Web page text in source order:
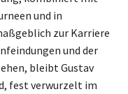
und in
zur Karriere
und der
bleibt Gustav
fest verwurzelt im